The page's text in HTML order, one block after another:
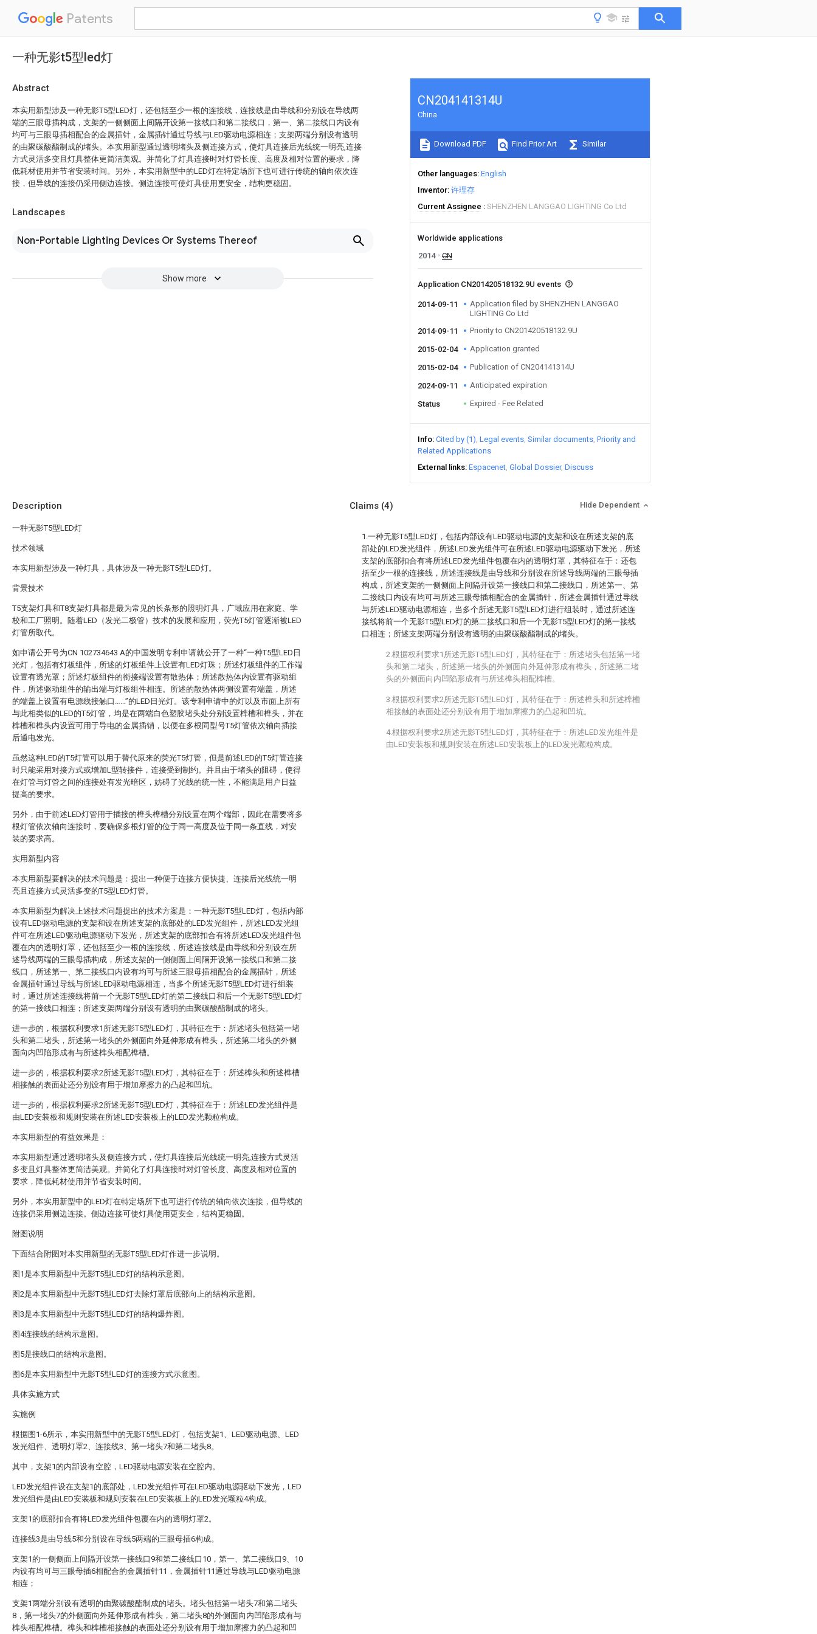
Patents
一种无影t5型led灯
Abstract
本实用新型涉及一种无影T5型LED灯，还包括至少一根的连接线，连接线是由导线和分别设在导线两
端的三眼母插构成，支架的一侧侧面上间隔开设第一接线口和第二接线口，第一、第二接线口内设有
均可与三眼母插相配合的金属插针，金属插针通过导线与LED驱动电源相连；支架两端分别设有透明
的由聚碳酸酯制成的堵头。本实用新型通过透明堵头及侧连接方式，使灯具连接后光线统一明亮,连接
方式灵活多变且灯具整体更简洁美观。并简化了灯具连接时对灯管长度、高度及相对位置的要求，降
低耗材使用并节省安装时间。另外，本实用新型中的LED灯在特定场所下也可进行传统的轴向依次连
接，但导线的连接仍采用侧边连接。侧边连接可使灯具使用更安全，结构更稳固。
Landscapes
Non-Portable Lighting Devices Or Systems Thereof
Show more
CN204141314U
China
Download PDF Find Prior Art Similar
Other languages English
Inventor 许理存
Current Assignee
SHENZHEN LANGGAO LIGHTING Co Ltd
Worldwide applications
2014
CN
Application CN201420518132.9U events
2014-09-11
Application filed by SHENZHEN LANGGAO
LIGHTING Co Ltd
2014-09-11
Priority to CN201420518132.9U
2015-02-04 Application granted
2015-02-04 Publication of CN204141314U
2024-09-11 Anticipated expiration
Status Expired - Fee Related
Info Cited by (1) Legal events Similar documents Priority and
Related Applications
External links Espacenet Global Dossier Discuss
Description
一种无影T5型LED灯
技术领域
本实用新型涉及一种灯具，具体涉及一种无影T5型LED灯。
背景技术
T5支架灯具和T8支架灯具都是最为常见的长条形的照明灯具，广域应用在家庭、学
校和工厂照明。随着LED（发光二极管）技术的发展和应用，荧光T5灯管逐渐被LED
灯管所取代。
如申请公开号为CN 102734643 A的中国发明专利申请就公开了一种“一种T5型LED日
光灯，包括有灯板组件，所述的灯板组件上设置有LED灯珠；所述灯板组件的工作端
设置有透光罩；所述灯板组件的衔接端设置有散热体；所述散热体内设置有驱动组
件，所述驱动组件的输出端与灯板组件相连。所述的散热体两侧设置有端盖，所述
的端盖上设置有电源线接触口……”的LED日光灯。该专利申请中的灯以及市面上所有
与此相类似的LED的T5灯管，均是在两端白色塑胶堵头处分别设置榫槽和榫头，并在
榫槽和榫头内设置可用于导电的金属插销，以便在多根同型号T5灯管依次轴向插接
后通电发光。
虽然这种LED的T5灯管可以用于替代原来的荧光T5灯管，但是前述LED的T5灯管连接
时只能采用对接方式或增加L型转接件，连接受到制约。并且由于堵头的阻碍，使得
在灯管与灯管之间的连接处有发光暗区，妨碍了光线的统一性，不能满足用户日益
提高的要求。
另外，由于前述LED灯管用于插接的榫头榫槽分别设置在两个端部，因此在需要将多
根灯管依次轴向连接时，要确保多根灯管的位于同一高度及位于同一条直线，对安
装的要求高。
实用新型内容
本实用新型要解决的技术问题是：提出一种便于连接方便快捷、连接后光线统一明
亮且连接方式灵活多变的T5型LED灯管。
本实用新型为解决上述技术问题提出的技术方案是：一种无影T5型LED灯，包括内部
设有LED驱动电源的支架和设在所述支架的底部处的LED发光组件，所述LED发光组
件可在所述LED驱动电源驱动下发光，所述支架的底部扣合有将所述LED发光组件包
覆在内的透明灯罩，还包括至少一根的连接线，所述连接线是由导线和分别设在所
述导线两端的三眼母插构成，所述支架的一侧侧面上间隔开设第一接线口和第二接
线口，所述第一、第二接线口内设有均可与所述三眼母插相配合的金属插针，所述
金属插针通过导线与所述LED驱动电源相连，当多个所述无影T5型LED灯进行组装
时，通过所述连接线将前一个无影T5型LED灯的第二接线口和后一个无影T5型LED灯
的第一接线口相连；所述支架两端分别设有透明的由聚碳酸酯制成的堵头。
进一步的，根据权利要求1所述无影T5型LED灯，其特征在于：所述堵头包括第一堵
头和第二堵头，所述第一堵头的外侧面向外延伸形成有榫头，所述第二堵头的外侧
面向内凹陷形成有与所述榫头相配榫槽。
进一步的，根据权利要求2所述无影T5型LED灯，其特征在于：所述榫头和所述榫槽
相接触的表面处还分别设有用于增加摩擦力的凸起和凹坑。
进一步的，根据权利要求2所述无影T5型LED灯，其特征在于：所述LED发光组件是
由LED安装板和规则安装在所述LED安装板上的LED发光颗粒构成。
本实用新型的有益效果是：
本实用新型通过透明堵头及侧连接方式，使灯具连接后光线统一明亮,连接方式灵活
多变且灯具整体更简洁美观。并简化了灯具连接时对灯管长度、高度及相对位置的
要求，降低耗材使用并节省安装时间。
另外，本实用新型中的LED灯在特定场所下也可进行传统的轴向依次连接，但导线的
连接仍采用侧边连接。侧边连接可使灯具使用更安全，结构更稳固。
附图说明
下面结合附图对本实用新型的无影T5型LED灯作进一步说明。
图1是本实用新型中无影T5型LED灯的结构示意图。
图2是本实用新型中无影T5型LED灯去除灯罩后底部向上的结构示意图。
图3是本实用新型中无影T5型LED灯的结构爆炸图。
图4连接线的结构示意图。
图5是接线口的结构示意图。
图6是本实用新型中无影T5型LED灯的连接方式示意图。
具体实施方式
实施例
根据图1-6所示，本实用新型中的无影T5型LED灯，包括支架1、LED驱动电源、LED
发光组件、透明灯罩2、连接线3、第一堵头7和第二堵头8。
其中，支架1的内部设有空腔，LED驱动电源安装在空腔内。
LED发光组件设在支架1的底部处，LED发光组件可在LED驱动电源驱动下发光，LED
发光组件是由LED安装板和规则安装在LED安装板上的LED发光颗粒4构成。
支架1的底部扣合有将LED发光组件包覆在内的透明灯罩2。
连接线3是由导线5和分别设在导线5两端的三眼母插6构成。
支架1的一侧侧面上间隔开设第一接线口9和第二接线口10，第一、第二接线口9、10
内设有均可与三眼母插6相配合的金属插针11，金属插针11通过导线与LED驱动电源
相连；
支架1两端分别设有透明的由聚碳酸酯制成的堵头。堵头包括第一堵头7和第二堵头
8，第一堵头7的外侧面向外延伸形成有榫头，第二堵头8的外侧面向内凹陷形成有与
榫头相配榫槽。榫头和榫槽相接触的表面处还分别设有用于增加摩擦力的凸起和凹
Claims (4) Hide Dependent
1.一种无影T5型LED灯，包括内部设有LED驱动电源的支架和设在所述支架的底
部处的LED发光组件，所述LED发光组件可在所述LED驱动电源驱动下发光，所述
支架的底部扣合有将所述LED发光组件包覆在内的透明灯罩，其特征在于：还包
括至少一根的连接线，所述连接线是由导线和分别设在所述导线两端的三眼母插
构成，所述支架的一侧侧面上间隔开设第一接线口和第二接线口，所述第一、第
二接线口内设有均可与所述三眼母插相配合的金属插针，所述金属插针通过导线
与所述LED驱动电源相连，当多个所述无影T5型LED灯进行组装时，通过所述连
接线将前一个无影T5型LED灯的第二接线口和后一个无影T5型LED灯的第一接线
口相连；所述支架两端分别设有透明的由聚碳酸酯制成的堵头。
2.根据权利要求1所述无影T5型LED灯，其特征在于：所述堵头包括第一堵
头和第二堵头，所述第一堵头的外侧面向外延伸形成有榫头，所述第二堵
头的外侧面向内凹陷形成有与所述榫头相配榫槽。
3.根据权利要求2所述无影T5型LED灯，其特征在于：所述榫头和所述榫槽
相接触的表面处还分别设有用于增加摩擦力的凸起和凹坑。
4.根据权利要求2所述无影T5型LED灯，其特征在于：所述LED发光组件是
由LED安装板和规则安装在所述LED安装板上的LED发光颗粒构成。